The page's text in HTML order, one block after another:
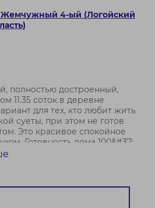
4-ый (Логойский
полностью достроенный,
11.35 соток в деревне
для тех, кто любит жить
суеты, при этом не готов
Это красивое спокойное
Готовность дома 100&#37;.